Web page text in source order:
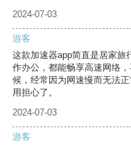
2024-07-03
游客
这款加速器app简直是居家旅
作办公，都能畅享高速网络
候，经常因为网速慢而无法
用担心了。
2024-07-03
游客